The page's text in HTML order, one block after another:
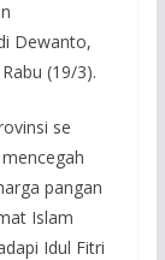
Dewanto,
(19/3).
se
pangan
Islam
Idul Fitri